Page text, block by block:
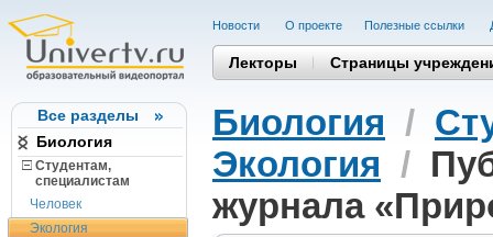
Все разделы
Биология
Студентам,
cпециалистам
Человек
Экология
Новости О проекте Полезные cсылки
Лекторы Страницы
Биология /
Экология /
журнала